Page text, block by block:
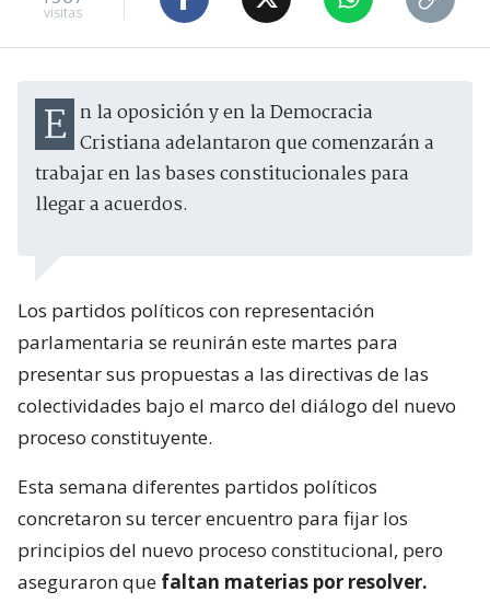
visitas
En la oposición y en la Democracia Cristiana adelantaron que comenzarán a
trabajar en las bases constitucionales para
llegar a acuerdos.
Los partidos políticos con representación
parlamentaria se reunirán este martes para
presentar sus propuestas a las directivas de las
colectividades bajo el marco del diálogo del nuevo
proceso constituyente.
Esta semana diferentes partidos políticos
concretaron su tercer encuentro para fijar los
principios del nuevo proceso constitucional, pero
aseguraron que faltan materias por resolver.